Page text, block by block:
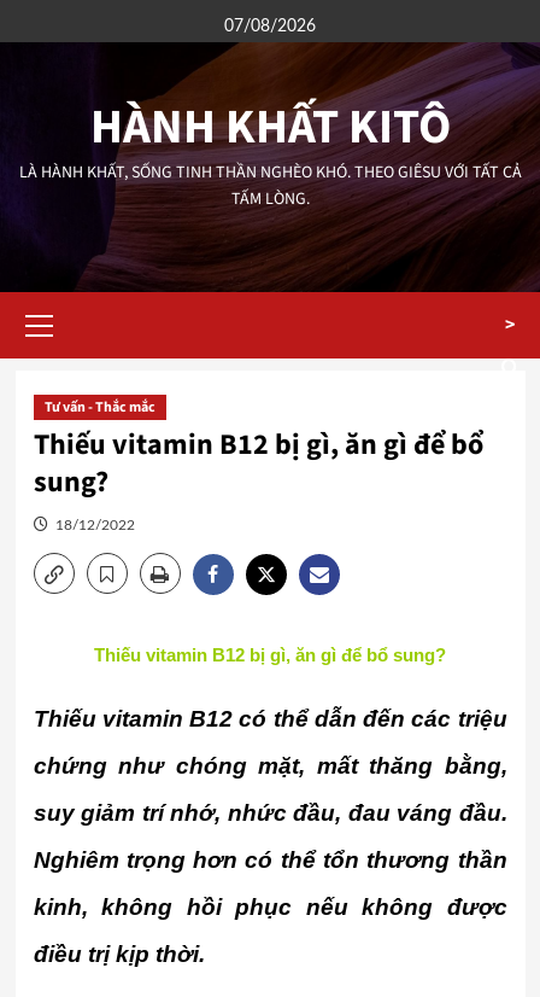
to
07/08/2026
HÀNH KHẤT KITÔ
LÀ HÀNH KHẤT, SỐNG TINH THẦN NGHÈO KHÓ. THEO GIÊSU VỚI TẤT CẢ
TẤM LÒNG.
Menu
>
Tư vấn - Thắc mắc
Thiếu vitamin B12 bị gì, ăn gì để bổ
sung?
18/12/2022
Thiếu vitamin B12 bị gì, ăn gì để bổ sung?
Thiếu vitamin B12 có thể dẫn đến các triệu
chứng như chóng mặt, mất thăng bằng,
suy giảm trí nhớ, nhức đầu, đau váng đầu.
Nghiêm trọng hơn có thể tổn thương thần
kinh, không hồi phục nếu không được
điều trị kịp thời.